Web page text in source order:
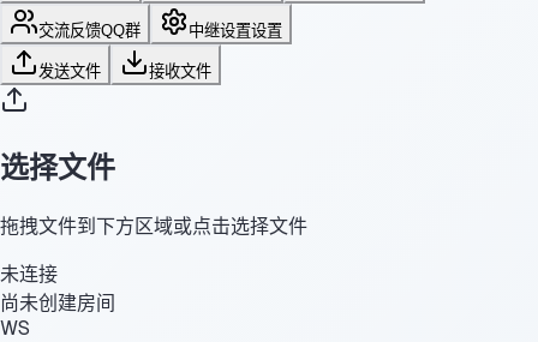
交流反馈QQ群 中继设置设置
发送文件 接收文件
选择文件
拖拽文件到下方区域或点击选择文件
未连接
尚未创建房间
WS